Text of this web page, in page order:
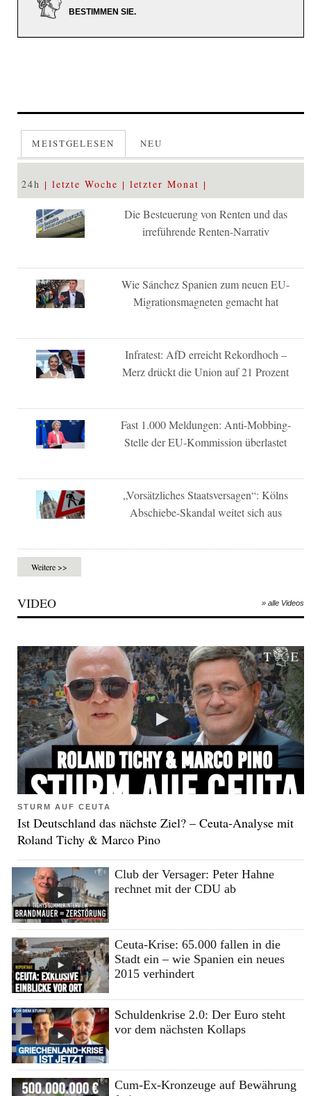
BESTIMMEN SIE.
MEISTGELESEN NEU
24h letzte Woche letzter Monat
Die Besteuerung von Renten und das
irreführende Renten-Narrativ
Wie Sánchez Spanien zum neuen EU-
Migrationsmagneten gemacht hat
Infratest: AfD erreicht Rekordhoch –
Merz drückt die Union auf 21 Prozent
Fast 1.000 Meldungen: Anti-Mobbing-
Stelle der EU-Kommission überlastet
„Vorsätzliches Staatsversagen“: Kölns
Abschiebe-Skandal weitet sich aus
Weitere >>
VIDEO » alle Videos
STURM AUF CEUTA
Ist Deutschland das nächste Ziel? – Ceuta-Analyse mit
Roland Tichy & Marco Pino
Club der Versager: Peter Hahne
rechnet mit der CDU ab
Ceuta-Krise: 65.000 fallen in die
Stadt ein – wie Spanien ein neues
2015 verhindert
Schuldenkrise 2.0: Der Euro steht
vor dem nächsten Kollaps
Cum-Ex-Kronzeuge auf Bewährung